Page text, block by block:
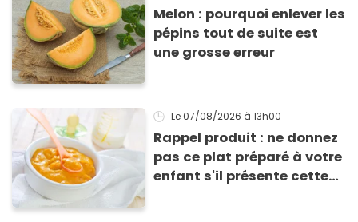
Melon : pourquoi enlever les
pépins tout de suite est
une grosse erreur
Le 07/08/2026 à 13h00
Rappel produit : ne donnez
pas ce plat préparé à votre
enfant s'il présente cette